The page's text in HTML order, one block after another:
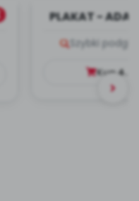
PLAKAT -
Szybki
Kup